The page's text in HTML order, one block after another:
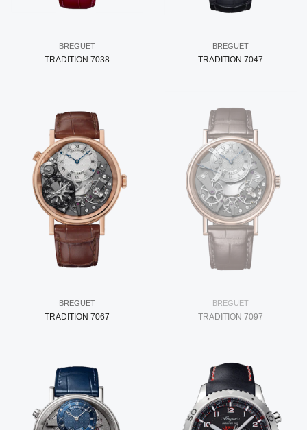
BREGUET
TRADITION 7038
BREGUET
TRADITION 7047
BREGUET
TRADITION 7067
BREGUET
TRADITION 7097